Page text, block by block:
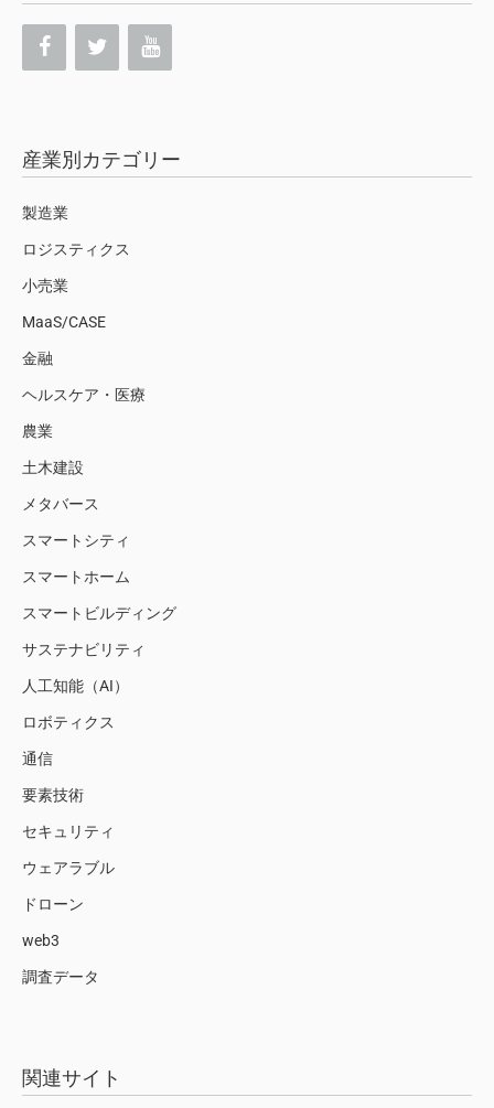
産業別カテゴリー
製造業
ロジスティクス
小売業
MaaS/CASE
金融
ヘルスケア・医療
農業
土木建設
メタバース
スマートシティ
スマートホーム
スマートビルディング
サステナビリティ
人工知能（AI）
ロボティクス
通信
要素技術
セキュリティ
ウェアラブル
ドローン
web3
調査データ
関連サイト